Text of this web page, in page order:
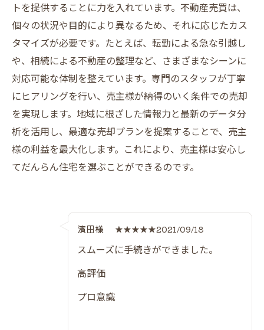
トを提供することに力を入れています。不動産売買は、
個々の状況や目的により異なるため、それに応じたカス
タマイズが必要です。たとえば、転勤による急な引越し
や、相続による不動産の整理など、さまざまなシーンに
対応可能な体制を整えています。専門のスタッフが丁寧
にヒアリングを行い、売主様が納得のいく条件での売却
を実現します。地域に根ざした情報力と最新のデータ分
析を活用し、最適な売却プランを提案することで、売主
様の利益を最大化します。これにより、売主様は安心し
てだんらん住宅を選ぶことができるのです。
濱田様 ★★★★★2021/09/18
スムーズに手続きができました。
高評価
プロ意識